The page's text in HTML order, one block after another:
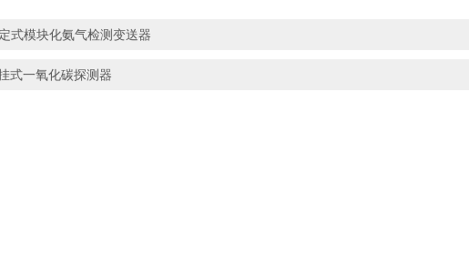
式模块化氨气检测变送器
式一氧化碳探测器